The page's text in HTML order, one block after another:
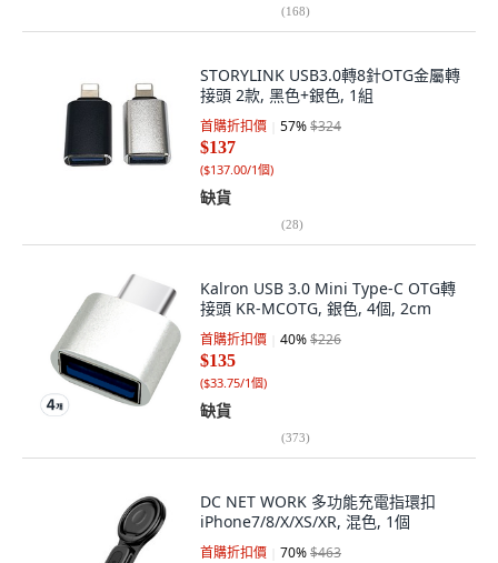
(168)
STORYLINK USB3.0轉8針OTG金屬轉
接頭 2款, 黑色+銀色, 1組
首購折扣價 57%$324
$137
($137.00/1個)
缺貨
(28)
Kalron USB 3.0 Mini Type-C OTG轉
接頭 KR-MCOTG, 銀色, 4個, 2cm
首購折扣價 40%$226
$135
($33.75/1個)
缺貨
(373)
DC NET WORK 多功能充電指環扣
iPhone7/8/X/XS/XR, 混色, 1個
首購折扣價 70%$463